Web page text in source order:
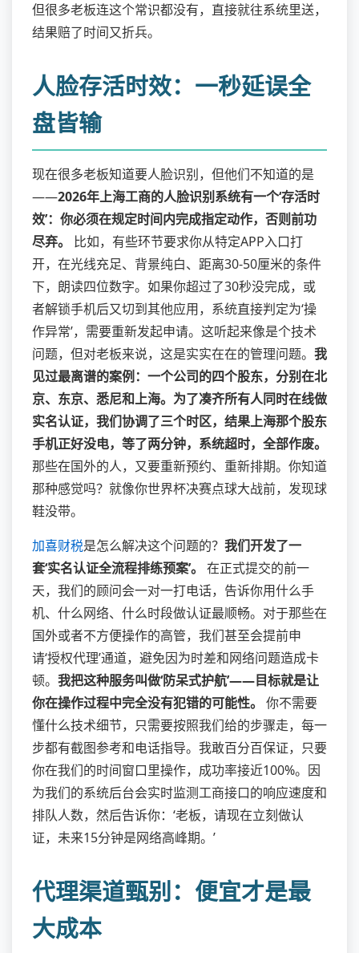
但很多老板连这个常识都没有，直接就往系统里送，
结果赔了时间又折兵。
人脸存活时效：一秒延误全
盘皆输
现在很多老板知道要人脸识别，但他们不知道的是
——2026年上海工商的人脸识别系统有一个‘存活时
效’：你必须在规定时间内完成指定动作，否则前功
尽弃。
比如，有些环节要求你从特定APP入口打
开，在光线充足、背景纯白、距离30-50厘米的条件
下，朗读四位数字。如果你超过了30秒没完成，或
者解锁手机后又切到其他应用，系统直接判定为‘操
作异常’，需要重新发起申请。这听起来像是个技术
问题，但对老板来说，这是实实在在的管理问题。 我
见过最离谱的案例：一个公司的四个股东，分别在北
京、东京、悉尼和上海。为了凑齐所有人同时在线做
实名认证，我们协调了三个时区，结果上海那个股东
手机正好没电，等了两分钟，系统超时，全部作废。
那些在国外的人，又要重新预约、重新排期。你知道
那种感觉吗？就像你世界杯决赛点球大战前，发现球
鞋没带。
加喜财税是怎么解决这个问题的？ 我们开发了一
套‘实名认证全流程排练预案’。 在正式提交的前一
天，我们的顾问会一对一打电话，告诉你用什么手
机、什么网络、什么时段做认证最顺畅。对于那些在
国外或者不方便操作的高管，我们甚至会提前申
请‘授权代理’通道，避免因为时差和网络问题造成卡
顿。 我把这种服务叫做‘防呆式护航’——目标就是让
你在操作过程中完全没有犯错的可能性。 你不需要
懂什么技术细节，只需要按照我们给的步骤走，每一
步都有截图参考和电话指导。我敢百分百保证，只要
你在我们的时间窗口里操作，成功率接近100%。因
为我们的系统后台会实时监测工商接口的响应速度和
排队人数，然后告诉你：‘老板，请现在立刻做认
证，未来15分钟是网络高峰期。’
代理渠道甄别：便宜才是最
大成本